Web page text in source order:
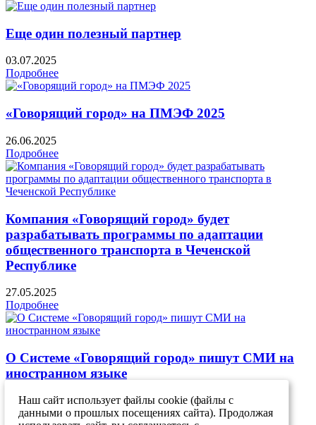
Еще один полезный партнер
03.07.2025
Подробнее
«Говорящий город» на ПМЭФ 2025
26.06.2025
Подробнее
Компания «Говорящий город» будет
разрабатывать программы по адаптации
общественного транспорта в Чеченской
Республике
27.05.2025
Подробнее
О Системе «Говорящий город» пишут СМИ на
иностранном языке
13.05.2025
Подробнее
Наш сайт использует файлы cookie (файлы с
данными о прошлых посещениях сайта). Продолжая